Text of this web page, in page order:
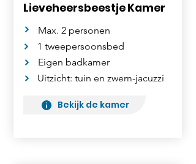
Lieveheersbeestje Kamer
Max. 2 personen
1 tweepersoonsbed
Eigen badkamer
Uitzicht: tuin en zwem-jacuzzi
Bekijk de kamer